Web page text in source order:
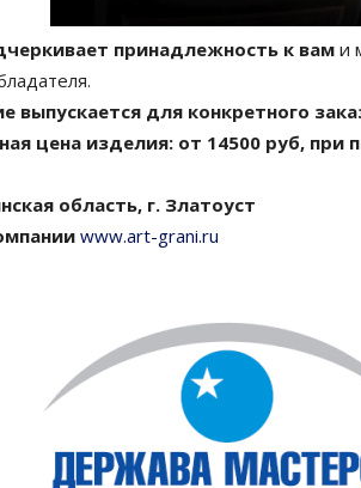
принадлежность к вам и
выпускается для конкретного
цена изделия: от 14500 руб, при
область, г. Златоуст
www.art-grani.ru